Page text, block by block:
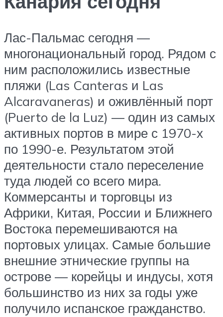
Лас-Пальмас сегодня —
многонациональный город. Рядом с
ним расположились известные
пляжи (Las Canteras и Las
Alcaravaneras) и оживлённый порт
(Puerto de la Luz) — один из самых
активных портов в мире с 1970-х
по 1990-е. Результатом этой
деятельности стало переселение
туда людей со всего мира.
Коммерсанты и торговцы из
Африки, Китая, России и Ближнего
Востока перемешиваются на
портовых улицах. Самые большие
внешние этнические группы на
острове — корейцы и индусы, хотя
большинство из них за годы уже
получило испанское гражданство.